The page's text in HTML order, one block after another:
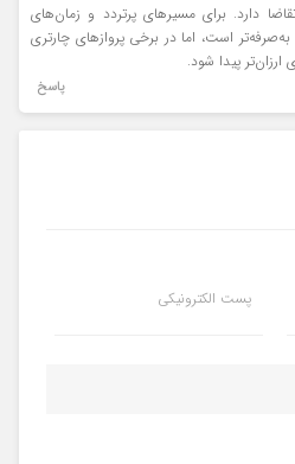
دارد. برای مسیرهای پرتردد و زمان‌های
است، اما در برخی پروازهای چارتری
پیدا شود.
پاسخ
پست الکترونیکی